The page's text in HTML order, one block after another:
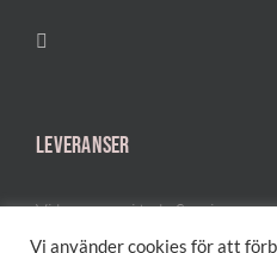
LEVERANSER
Vi levererar i hela Sverige.
Vi använder cookies för att